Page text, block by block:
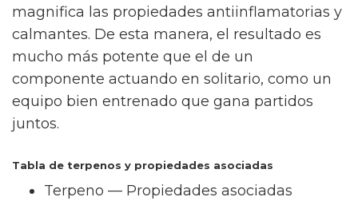
magnifica las propiedades antiinflamatorias y
calmantes. De esta manera, el resultado es
mucho más potente que el de un
componente actuando en solitario, como un
equipo bien entrenado que gana partidos
juntos.
Tabla de terpenos y propiedades asociadas
Terpeno — Propiedades asociadas